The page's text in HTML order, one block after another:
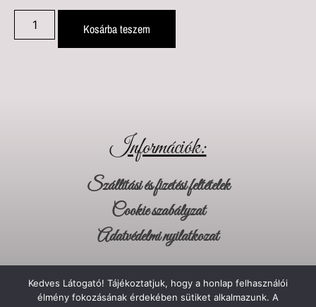
Kosárba teszem
Információk:
Szállítási és fizetési feltételek
Cookie szabályzat
Adatvédelmi nyilatkozat
Kapcsolat
Kedves Látogató! Tájékoztatjuk, hogy a honlap felhasználói
élmény fokozásának érdekében sütiket alkalmazunk. A